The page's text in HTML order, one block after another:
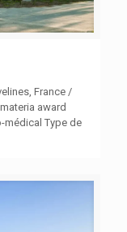
France /
award
médical Type de